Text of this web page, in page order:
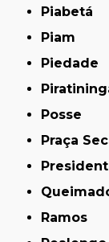
Piabetá
Piam
Piedade
Posse
Praça
Ramos